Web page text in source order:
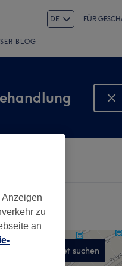
DE FÜR
BLOG
In diesem Gebiet suchen
zu
an